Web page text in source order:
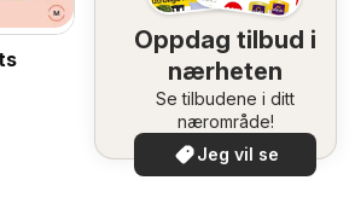
Oppdag tilbud i
nærheten
Se tilbudene i ditt
nærområde!
Jeg vil se